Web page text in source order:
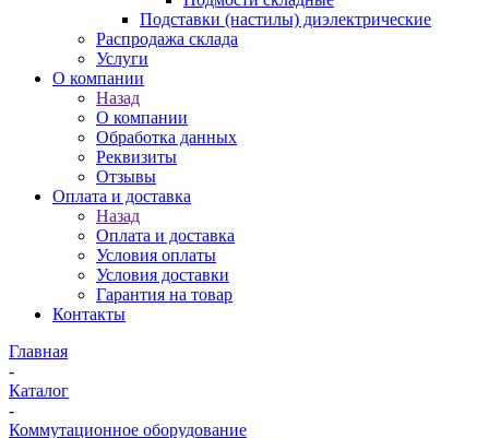
Подставки (настилы) диэлектрические
Распродажа склада
Услуги
О компании
Назад
О компании
Обработка данных
Реквизиты
Отзывы
Оплата и доставка
Назад
Оплата и доставка
Условия оплаты
Условия доставки
Гарантия на товар
Контакты
Главная
-
Каталог
-
Коммутационное оборудование